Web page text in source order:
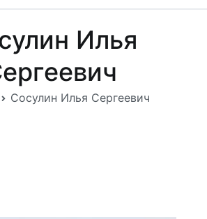
Илья
Сосулин Илья Сергеевич